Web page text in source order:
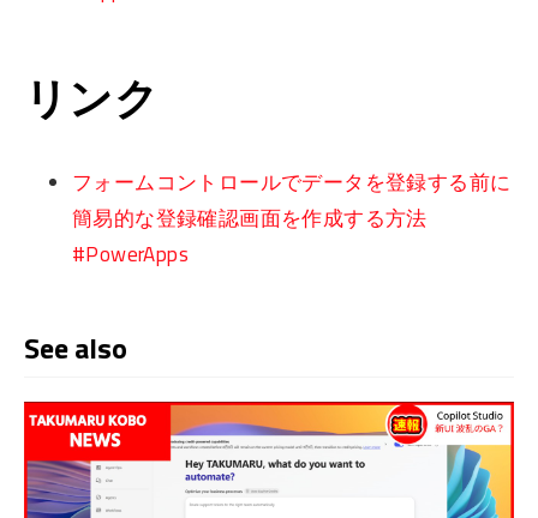
リンク
フォームコントロールでデータを登録する前に
簡易的な登録確認画面を作成する方法
#PowerApps
See also